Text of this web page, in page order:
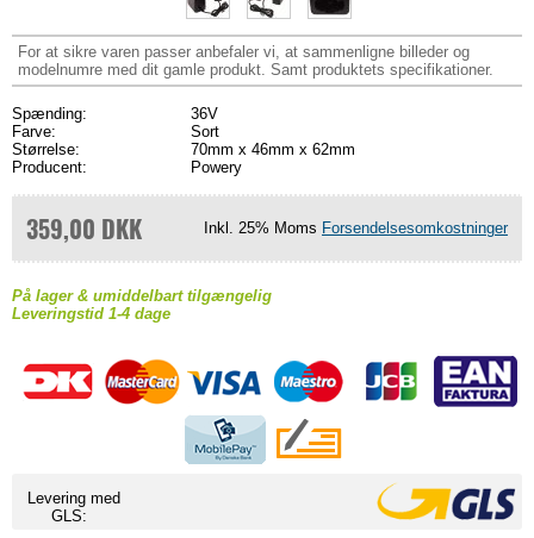
For at sikre varen passer anbefaler vi, at sammenligne billeder og
modelnumre med dit gamle produkt. Samt produktets specifikationer.
Spænding:
36V
Farve:
Sort
Størrelse:
70mm x 46mm x 62mm
Producent:
Powery
359,00 DKK Inkl. 25% Moms Forsendelsesomkostninger
På lager & umiddelbart tilgængelig
Leveringstid 1-4 dage
Levering med
GLS: